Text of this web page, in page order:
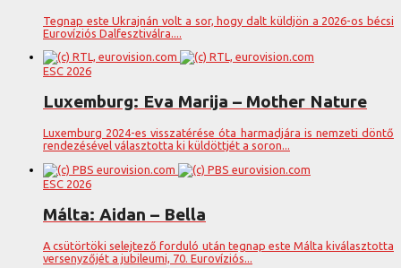
Tegnap este Ukrajnán volt a sor, hogy dalt küldjön a 2026-os bécsi
Eurovíziós Dalfesztiválra....
ESC 2026
Luxemburg: Eva Marija – Mother Nature
Luxemburg 2024-es visszatérése óta harmadjára is nemzeti döntő
rendezésével választotta ki küldöttjét a soron...
ESC 2026
Málta: Aidan – Bella
A csütörtöki selejtező forduló után tegnap este Málta kiválasztotta
versenyzőjét a jubileumi, 70. Eurovíziós...